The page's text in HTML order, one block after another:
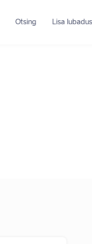
Otsing Lisa lubadus